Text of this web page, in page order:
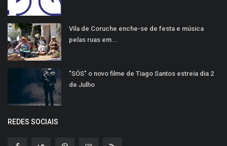
Vila de Coruche enche-se de festa e música
pelas ruas em...
"SÓS" o novo filme de Tiago Santos estreia dia 2
de Julho
REDES SOCIAIS